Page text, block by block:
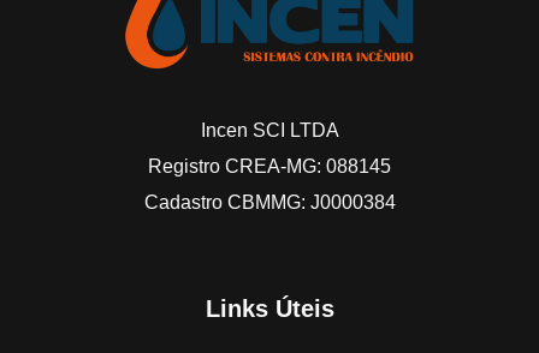
Incen SCI LTDA
Registro CREA-MG: 088145
Cadastro CBMMG: J0000384
Links Úteis